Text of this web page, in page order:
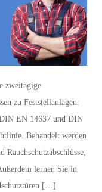
zweitägige
zu Feststellanlagen:
EN 14637 und DIN
Behandelt werden
lernen Sie in
[…]